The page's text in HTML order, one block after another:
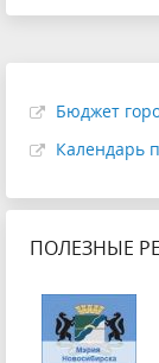
Бюджет
Календарь
ПОЛЕЗНЫЕ